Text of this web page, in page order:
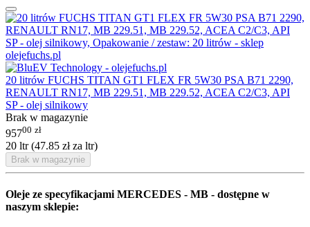
20 litrów FUCHS TITAN GT1 FLEX FR 5W30 PSA B71 2290,
RENAULT RN17, MB 229.51, MB 229.52, ACEA C2/C3, API
SP - olej silnikowy
Brak w magazynie
95700 zł
20 ltr (47.85 złza ltr)
Brak w magazynie
Oleje ze specyfikacjami MERCEDES - MB - dostępne w
naszym sklepie: